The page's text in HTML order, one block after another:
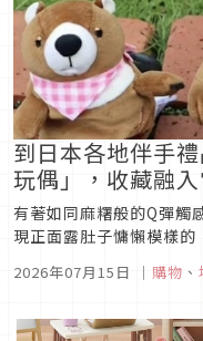
到日本各地伴手
玩偶」，收藏融
有著如同麻糬般的Q彈觸
現正面露肚子慵懶模樣
ズ），相信不少人都有
玩偶系列除了一般的常
リーズ），就...
2026年07月15日 ｜ 購物 、